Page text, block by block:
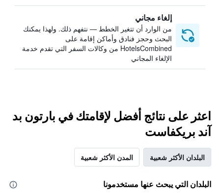
إلغاء مجاني
من الوارد أن تتغير الخطط — نتفهم ذلك. ولهذا يمكنك
البحث وحجز فنادق وأماكن إقامة على
HotelsCombined من وكالات السفر التي تقدم خدمة
الإلغاء المجاني
اعثر على نتائج أفضل لإقامتك في بارتون بد
آند بريكفاست
البلدان الأكثر شعبية المدن الأكثر شعبية
البلدان التي يبحث عنها مستخدمونا